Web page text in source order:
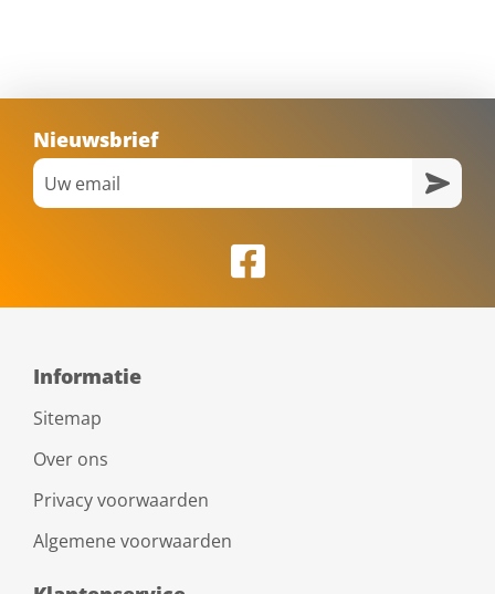
Nieuwsbrief
Informatie
Sitemap
Over ons
Privacy voorwaarden
Algemene voorwaarden